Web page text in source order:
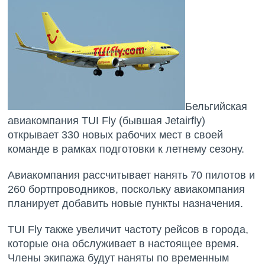
Бельгийская
авиакомпания TUI Fly (бывшая Jetairfly)
открывает 330 новых рабочих мест в своей
команде в рамках подготовки к летнему сезону.
Авиакомпания рассчитывает нанять 70 пилотов и
260 бортпроводников, поскольку авиакомпания
планирует добавить новые пункты назначения.
TUI Fly также увеличит частоту рейсов в города,
которые она обслуживает в настоящее время.
Члены экипажа будут наняты по временным